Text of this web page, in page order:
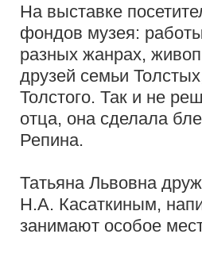
На выставке
фондов музея:
разных жанрах,
друзей семьи
Толстого. Так и не
отца, она сделала
Репина.
Татьяна Львовна
Н.А. Касаткиным,
занимают особое